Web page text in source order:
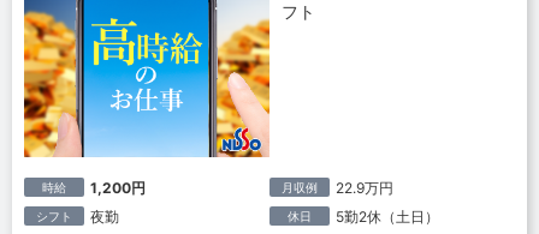
フト
時給 1,200円 月収例 22.9万円
シフト 夜勤 休日 5勤2休（土日）